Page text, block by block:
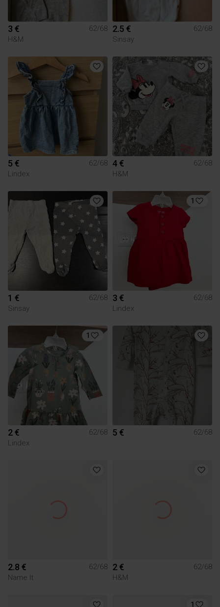
3 €
62/68
H&M
2.5 €
62/68
Sinsay
5 €
62/68
Lindex
4 €
62/68
H&M
1 €
62/68
Sinsay
1
3 €
62/68
Lindex
1
2 €
62/68
Lindex
5 € 62/68
2.8 €
62/68
Name It
2 €
62/68
H&M
1